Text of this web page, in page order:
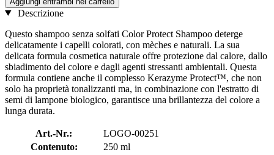
Descrizione
Questo shampoo senza solfati Color Protect Shampoo deterge
delicatamente i capelli colorati, con mèches e naturali. La sua
delicata formula cosmetica naturale offre protezione dal calore, dallo
sbiadimento del colore e dagli agenti stressanti ambientali. Questa
formula contiene anche il complesso Kerazyme Protect™, che non
solo ha proprietà tonalizzanti ma, in combinazione con l'estratto di
semi di lampone biologico, garantisce una brillantezza del colore a
lunga durata.
Art.-Nr.:
LOGO-00251
Contenuto:
250 ml